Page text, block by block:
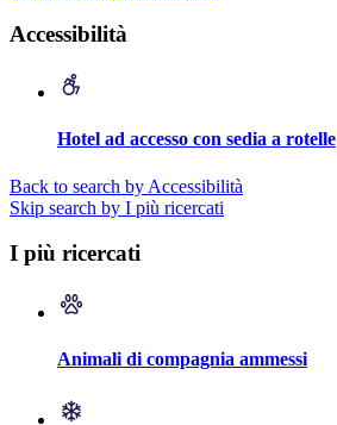
Accessibilità
Hotel ad accesso con sedia a rotelle
Back to search by Accessibilità
Skip search by I più ricercati
I più ricercati
Animali di compagnia ammessi